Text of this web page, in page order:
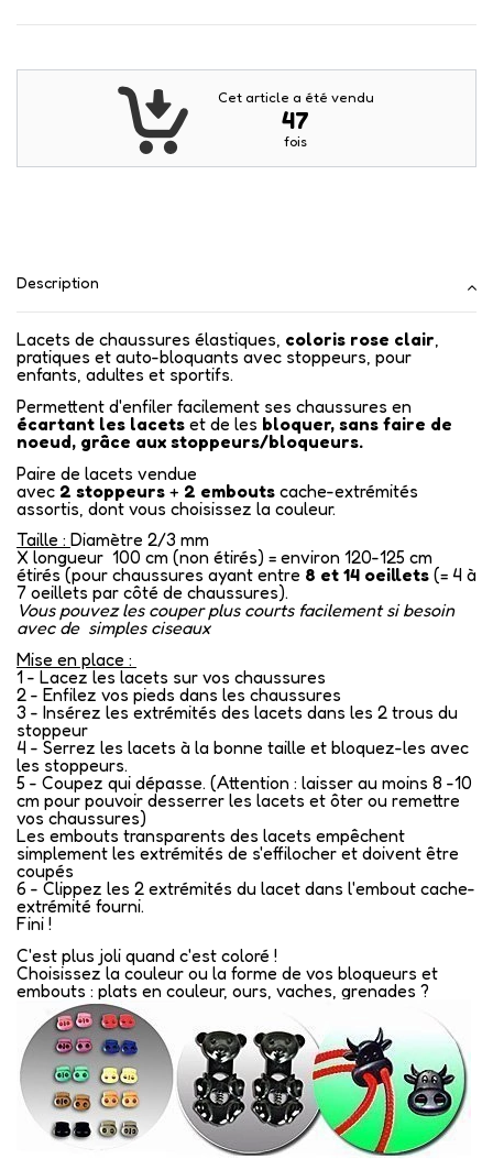
Cet article a été vendu
47
fois
Description
Lacets de chaussures élastiques, coloris rose clair,
pratiques et auto-bloquants avec stoppeurs, pour
enfants, adultes et sportifs.
Permettent d'enfiler facilement ses chaussures en
écartant les lacets et de les bloquer, sans faire de
noeud, grâce aux stoppeurs/bloqueurs.
Paire de lacets vendue
avec 2 stoppeurs + 2 embouts cache-extrémités
assortis, dont vous choisissez la couleur.
Taille : Diamètre 2/3 mm
X longueur 100 cm (non étirés) = environ 120-125 cm
étirés (pour chaussures ayant entre 8 et 14 oeillets (= 4 à
7 oeillets par côté de chaussures).
Vous pouvez les couper plus courts facilement si besoin
avec de simples ciseaux
Mise en place :
1 - Lacez les lacets sur vos chaussures
2 - Enfilez vos pieds dans les chaussures
3 - Insérez les extrémités des lacets dans les 2 trous du
stoppeur
4 - Serrez les lacets à la bonne taille et bloquez-les avec
les stoppeurs.
5 - Coupez qui dépasse. (Attention : laisser au moins 8 -10
cm pour pouvoir desserrer les lacets et ôter ou remettre
vos chaussures)
Les embouts transparents des lacets empêchent
simplement les extrémités de s'effilocher et doivent être
coupés
6 - Clippez les 2 extrémités du lacet dans l'embout cache-
extrémité fourni.
Fini !
C'est plus joli quand c'est coloré !
Choisissez la couleur ou la forme de vos bloqueurs et
embouts : plats en couleur, ours, vaches, grenades ?